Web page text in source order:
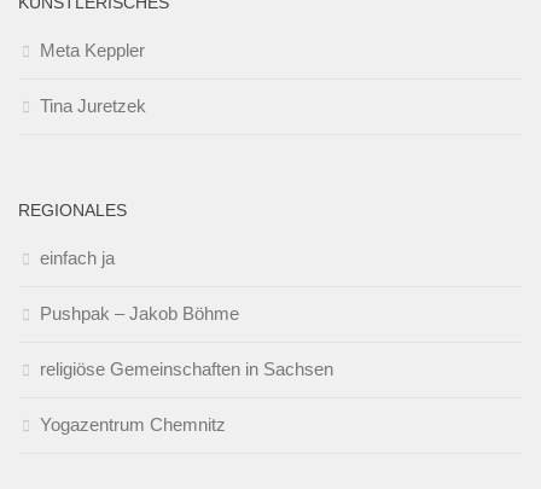
Meta Keppler
Tina Juretzek
REGIONALES
einfach ja
Pushpak – Jakob Böhme
religiöse Gemeinschaften in Sachsen
Yogazentrum Chemnitz